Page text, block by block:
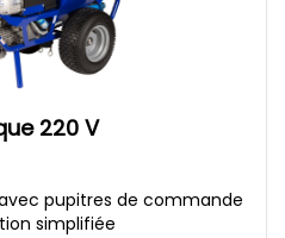
220 V
pupitres de commande
simplifiée